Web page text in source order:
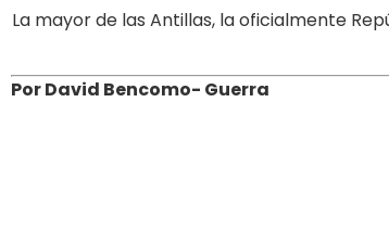
La mayor de las Antillas, la oficialmente
Por David Bencomo- Guerra